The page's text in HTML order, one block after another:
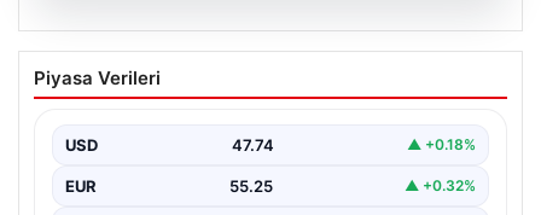
Altın fiyatları canlı 2 Nisan 2026: Altın
fiyatları ne kadar oldu? Gram, çeyrek,
fiyatları
Piyasa Verileri
USD 47.74 ▲ +0.18%
EUR 55.25 ▲ +0.32%